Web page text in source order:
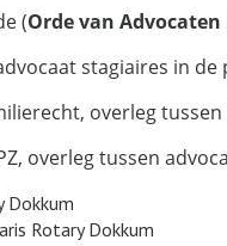
(Orde van
stagiaires in de
overleg tussen
tussen
Dokkum
Rotary Dokkum